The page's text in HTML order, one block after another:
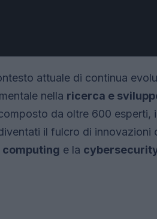
attuale di continua
nella ricerca e
da oltre 600 esperti,
il fulcro di innovazioni
computing e la